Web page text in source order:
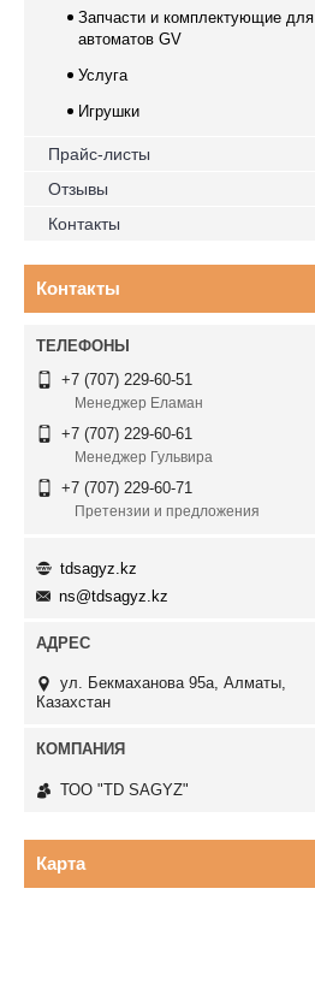
Запчасти и комплектующие для
автоматов GV
Услуга
Игрушки
Прайс-листы
Отзывы
Контакты
Контакты
+7 (707) 229-60-51
Менеджер Еламан
+7 (707) 229-60-61
Менеджер Гульвира
+7 (707) 229-60-71
Претензии и предложения
tdsagyz.kz
ns@tdsagyz.kz
ул. Бекмаханова 95а, Алматы,
Казахстан
ТОО "TD SAGYZ"
Карта